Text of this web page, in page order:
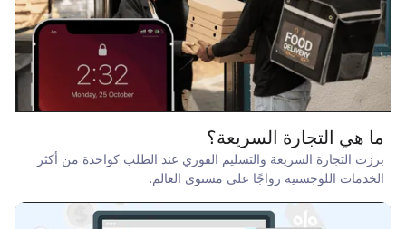
ما هي التجارة السريعة؟
برزت التجارة السريعة والتسليم الفوري عند الطلب كواحدة من أكثر
الخدمات اللوجستية رواجًا على مستوى العالم.